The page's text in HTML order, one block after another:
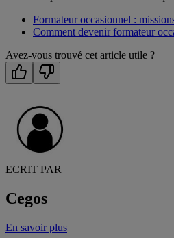
Formateur occasionnel :
Comment devenir formateur
Avez-vous trouvé cet article utile ?
ECRIT PAR
Cegos
En savoir plus